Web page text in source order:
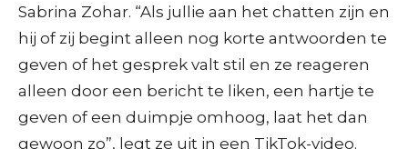
Sabrina Zohar. “Als jullie aan het chatten zijn en
hij of zij begint alleen nog korte antwoorden te
geven of het gesprek valt stil en ze reageren
alleen door een bericht te liken, een hartje te
geven of een duimpje omhoog, laat het dan
gewoon zo”, legt ze uit in een TikTok-video.